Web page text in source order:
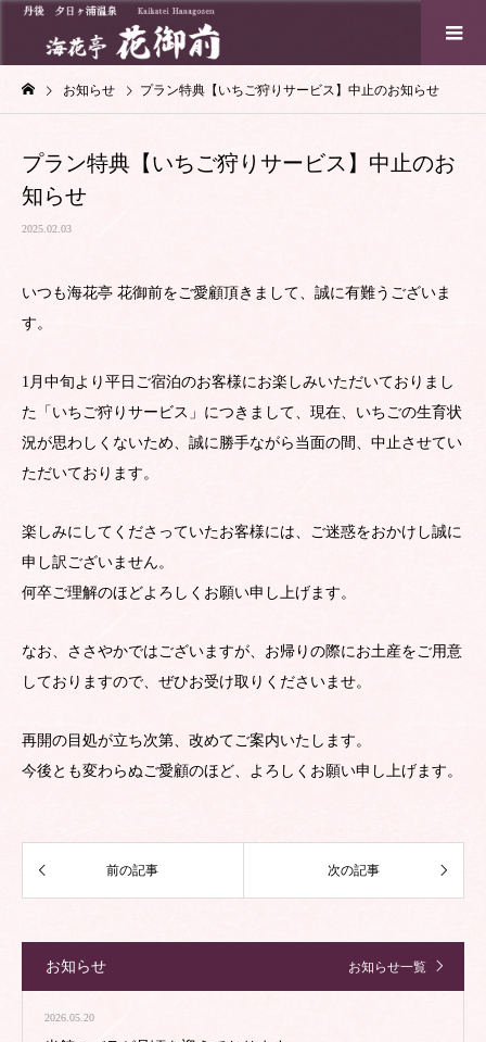
お知らせ プラン特典【いちご狩りサービス】中止のお知らせ
プラン特典【いちご狩りサービス】中止のお
知らせ
2025.02.03
いつも海花亭 花御前をご愛顧頂きまして、誠に有難うございま
す。
1月中旬より平日ご宿泊のお客様にお楽しみいただいておりまし
た「いちご狩りサービス」につきまして、現在、いちごの生育状
況が思わしくないため、誠に勝手ながら当面の間、中止させてい
ただいております。
楽しみにしてくださっていたお客様には、ご迷惑をおかけし誠に
申し訳ございません。
何卒ご理解のほどよろしくお願い申し上げます。
なお、ささやかではございますが、お帰りの際にお土産をご用意
しておりますので、ぜひお受け取りくださいませ。
再開の目処が立ち次第、改めてご案内いたします。
今後とも変わらぬご愛顧のほど、よろしくお願い申し上げます。
お知らせ お知らせ一覧
2026.05.20